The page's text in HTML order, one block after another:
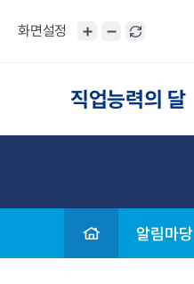
화면설정
직업능력의 달
알림마당